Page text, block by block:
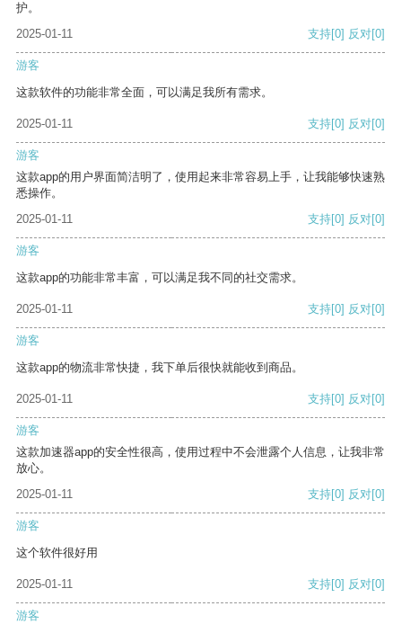
护。
2025-01-11
支持[0] 反对[0]
游客
这款软件的功能非常全面，可以满足我所有需求。
2025-01-11 支持[0] 反对[0]
游客
这款app的用户界面简洁明了，使用起来非常容易上手，让我能够快速熟
悉操作。
2025-01-11
支持[0] 反对[0]
游客
这款app的功能非常丰富，可以满足我不同的社交需求。
2025-01-11 支持[0] 反对[0]
游客
这款app的物流非常快捷，我下单后很快就能收到商品。
2025-01-11 支持[0] 反对[0]
游客
这款加速器app的安全性很高，使用过程中不会泄露个人信息，让我非常
放心。
2025-01-11
支持[0] 反对[0]
游客
这个软件很好用
2025-01-11 支持[0] 反对[0]
游客